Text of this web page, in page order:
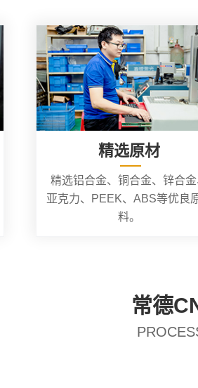
精选原材
精选铝合金、铜合金、锌合金
亚克力、PEEK、ABS等优良
料。
常德